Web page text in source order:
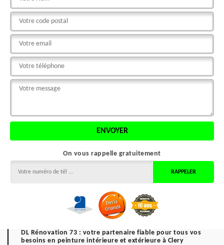
On vous rappelle gratuitement
DL Rénovation 73 : votre partenaire fiable pour tous vos
besoins en peinture intérieure et extérieure à Clery